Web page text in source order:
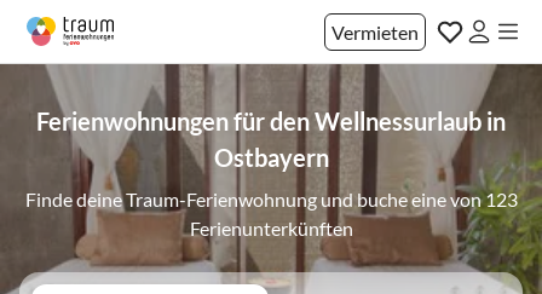
Vermieten
Ferienwohnungen für den Wellnessurlaub in
Ostbayern
Finde deine Traum-Ferienwohnung und buche eine von 123
Ferienunterkünften